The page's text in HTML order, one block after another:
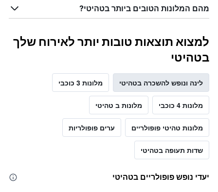
מהם המלונות הטובים ביותר בטהיטי?
למצוא תוצאות טובות יותר לאירוח שלך
בטהיטי
לינה ונופש להשכרה בטהיטי מלונות 3 כוכבי
מלונות 4 כוכבי מלונות ב טהיטי
מלונות טהיטי פופולריים ערים פופולריות
שדות תעופה בטהיטי
יעדי נופש פופולריים בטהיטי